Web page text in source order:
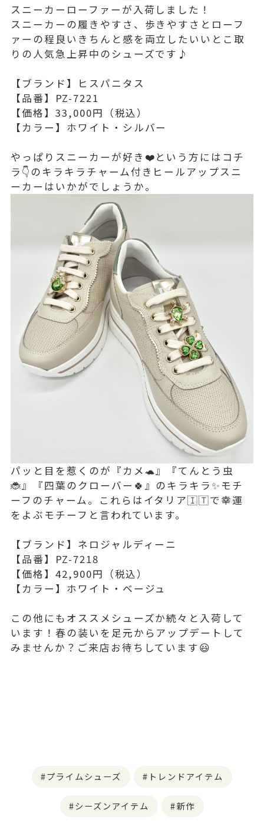
スニーカーローファーが入荷しました！
スニーカーの履きやすさ、歩きやすさとローフ
ァーの程良いきちんと感を両立したいいとこ取
りの人気急上昇中のシューズです♪
【ブランド】ヒスパニタス
【品番】PZ-7221
【価格】33,000円（税込）
【カラー】ホワイト・シルバー
やっぱりスニーカーが好き❤️という方にはコチ
ラ👇のキラキラチャーム付きヒールアップスニ
ーカーはいかがでしょうか。
パッと目を惹くのが『カメ🐢』『てんとう虫
🐞』『四葉のクローバー🍀』のキラキラ✨モチ
ーフのチャーム。これらはイタリア🇮🇹で幸運
をよぶモチーフと言われています。
【ブランド】ネロジャルディーニ
【品番】PZ-7218
【価格】42,900円（税込）
【カラー】ホワイト・ベージュ
この他にもオススメシューズか続々と入荷して
います！春の装いを足元からアップデートして
みませんか？ご来店お待ちしています😃
プライムシューズ トレンドアイテム
シーズンアイテム 新作